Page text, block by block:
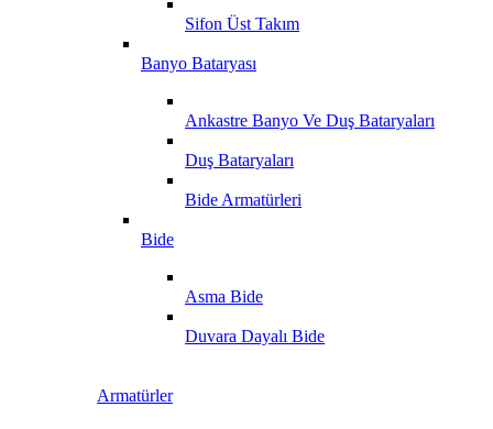
Sifon Üst Takım
Banyo Bataryası
Ankastre Banyo Ve Duş Bataryaları
Duş Bataryaları
Bide Armatürleri
Bide
Asma Bide
Duvara Dayalı Bide
Armatürler